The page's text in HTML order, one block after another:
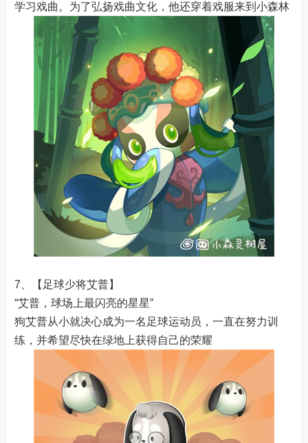
学习戏曲。为了弘扬戏曲文化，他还穿着戏服来到小森林
7、【足球少将艾普】
“艾普，球场上最闪亮的星星”
狗艾普从小就决心成为一名足球运动员，一直在努力训
练，并希望尽快在绿地上获得自己的荣耀